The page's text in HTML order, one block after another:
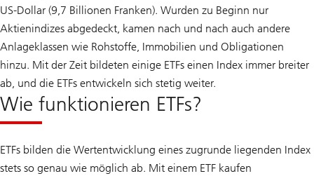
US-Dollar (9,7 Billionen Franken). Wurden zu Beginn nur
Aktienindizes abgedeckt, kamen nach und nach auch andere
Anlageklassen wie Rohstoffe, Immobilien und Obligationen
hinzu. Mit der Zeit bildeten einige ETFs einen Index immer breiter
ab, und die ETFs entwickeln sich stetig weiter.
Wie funktionieren ETFs?
ETFs bilden die Wertentwicklung eines zugrunde liegenden Index
stets so genau wie möglich ab. Mit einem ETF kaufen